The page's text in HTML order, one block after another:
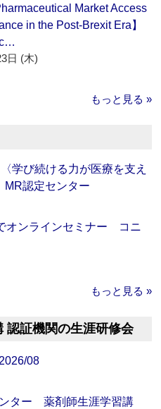
Market Access
in the Post-Brexit Era】
日 (木)
もっと見る »
学び続ける力が医療を支え
認定センター
オンラインセミナー コニ
もっと見る »
認証機関の生涯研修会
08
ター 薬剤師生涯学習講